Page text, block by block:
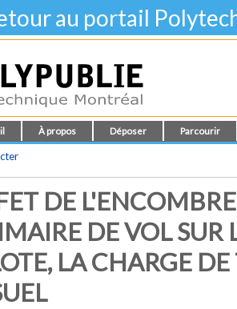
au portail
À propos Déposer Parcourir
DE
DE VOL
LA CHARGE